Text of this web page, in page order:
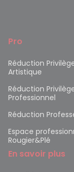
Pro
Réduction
Artistique
Réduction
Professionnel
Réduction
Espace
Rougier&Plé
En savoir plus